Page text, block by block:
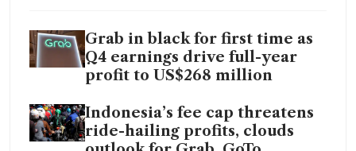
Grab in black for first time as
Q4 earnings drive full-year
profit to US$268 million
Indonesia’s fee cap threatens
ride-hailing profits, clouds